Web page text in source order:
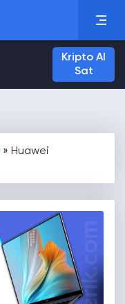
Kripto Al
Sat
» Huawei